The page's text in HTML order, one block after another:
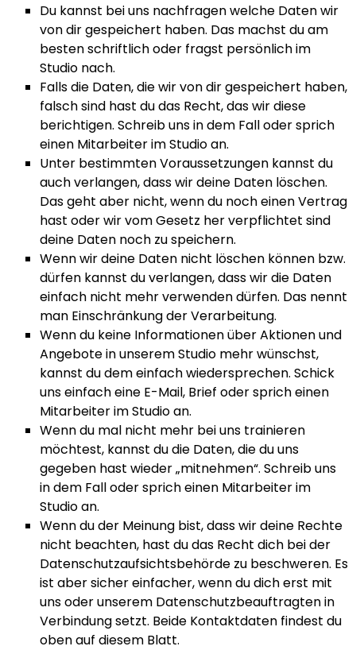
Du kannst bei uns nachfragen welche Daten wir
von dir gespeichert haben. Das machst du am
besten schriftlich oder fragst persönlich im
Studio nach.
Falls die Daten, die wir von dir gespeichert haben,
falsch sind hast du das Recht, das wir diese
berichtigen. Schreib uns in dem Fall oder sprich
einen Mitarbeiter im Studio an.
Unter bestimmten Voraussetzungen kannst du
auch verlangen, dass wir deine Daten löschen.
Das geht aber nicht, wenn du noch einen Vertrag
hast oder wir vom Gesetz her verpflichtet sind
deine Daten noch zu speichern.
Wenn wir deine Daten nicht löschen können bzw.
dürfen kannst du verlangen, dass wir die Daten
einfach nicht mehr verwenden dürfen. Das nennt
man Einschränkung der Verarbeitung.
Wenn du keine Informationen über Aktionen und
Angebote in unserem Studio mehr wünschst,
kannst du dem einfach wiedersprechen. Schick
uns einfach eine E-Mail, Brief oder sprich einen
Mitarbeiter im Studio an.
Wenn du mal nicht mehr bei uns trainieren
möchtest, kannst du die Daten, die du uns
gegeben hast wieder „mitnehmen“. Schreib uns
in dem Fall oder sprich einen Mitarbeiter im
Studio an.
Wenn du der Meinung bist, dass wir deine Rechte
nicht beachten, hast du das Recht dich bei der
Datenschutzaufsichtsbehörde zu beschweren. Es
ist aber sicher einfacher, wenn du dich erst mit
uns oder unserem Datenschutzbeauftragten in
Verbindung setzt. Beide Kontaktdaten findest du
oben auf diesem Blatt.